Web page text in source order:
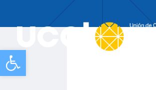
Abrir barra de herramientas